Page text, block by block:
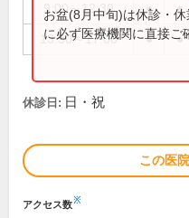
9:00～12:30 ● ●
13:30～17:00 ● ●
お盆(8月中旬)は休診・
に必ず医療機関に直接ご
休診日: 日・祝
この医
アクセス数※